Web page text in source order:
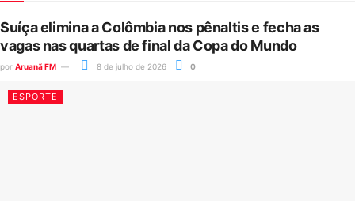
Suíça elimina a Colômbia nos pênaltis e fecha as
vagas nas quartas de final da Copa do Mundo
por Aruanã FM 8 de julho de 2026 0
ESPORTE